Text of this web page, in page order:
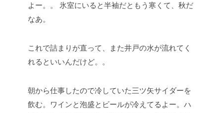
よー。。
氷室にいると半袖だともう寒くて、秋だ
なあ。
これで詰まりが直って、また井戸の水が流れてく
れるといいんだけど。。
朝から仕事したので冷していた三ツ矢サイダーを
飲む。ワインと泡盛とビールが冷えてるよー。ハ